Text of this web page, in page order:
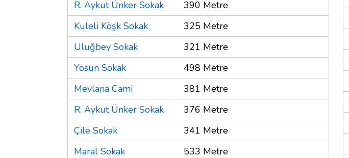
R. Aykut Ünker Sokak
390 Metre
Kuleli Köşk Sokak
325 Metre
Uluğbey Sokak
321 Metre
Yosun Sokak
498 Metre
Mevlana Cami
381 Metre
R. Aykut Ünker Sokak
376 Metre
Çile Sokak
341 Metre
Maral Sokak
533 Metre